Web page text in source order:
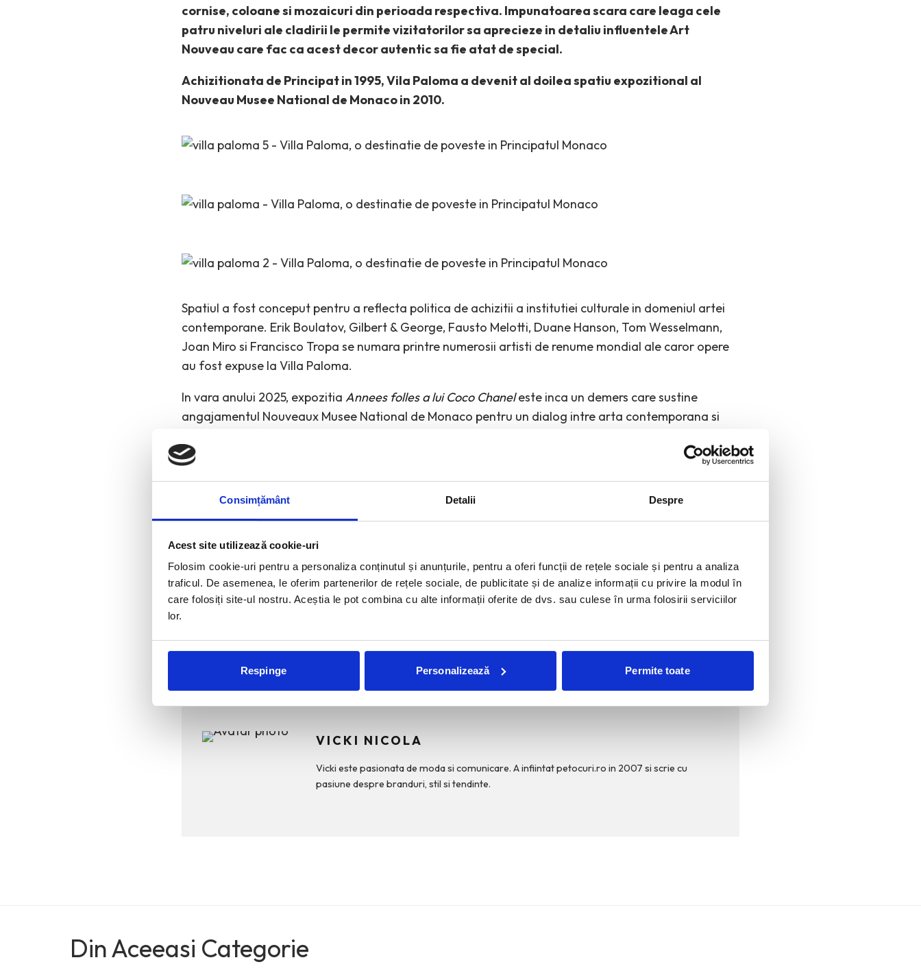
Consimțământ Detalii Despre
Acest site utilizează cookie-uri
Folosim cookie-uri pentru a personaliza conținutul și anunțurile, pentru a oferi funcții de rețele sociale și pentru a analiza
traficul. De asemenea, le oferim partenerilor de rețele sociale, de publicitate și de analize informații cu privire la modul în
care folosiți site-ul nostru. Aceștia le pot combina cu alte informații oferite de dvs. sau culese în urma folosirii serviciilor
lor.
Respinge Personalizează Permite toate
cornise, coloane si mozaicuri din perioada respectiva. Impunatoarea scara care leaga cele
patru niveluri ale cladirii le permite vizitatorilor sa aprecieze in detaliu influentele Art
Nouveau care fac ca acest decor autentic sa fie atat de special.
Achizitionata de Principat in 1995, Vila Paloma a devenit al doilea spatiu expozitional al
Nouveau Musee National de Monaco in 2010.
Spatiul a fost conceput pentru a reflecta politica de achizitii a institutiei culturale in domeniul artei
contemporane. Erik Boulatov, Gilbert & George, Fausto Melotti, Duane Hanson, Tom Wesselmann,
Joan Miro si Francisco Tropa se numara printre numerosii artisti de renume mondial ale caror opere
au fost expuse la Villa Paloma.
In vara anului 2025, expozitia Annees folles a lui Coco Chaneleste inca un demers care sustine
angajamentul Nouveaux Musee National de Monaco pentru un dialog intre arta contemporana si
Fotografii: arhiva personala
VICKI NICOLA
Vicki este pasionata de moda si comunicare. A infiintat petocuri.ro in 2007 si scrie cu
pasiune despre branduri, stil si tendinte.
Din Aceeasi Categorie